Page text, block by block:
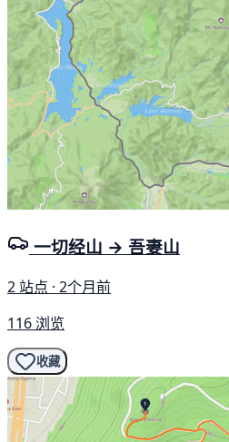
一切经山 → 吾妻山
2 站点 · 2个月前
116 浏览
收藏